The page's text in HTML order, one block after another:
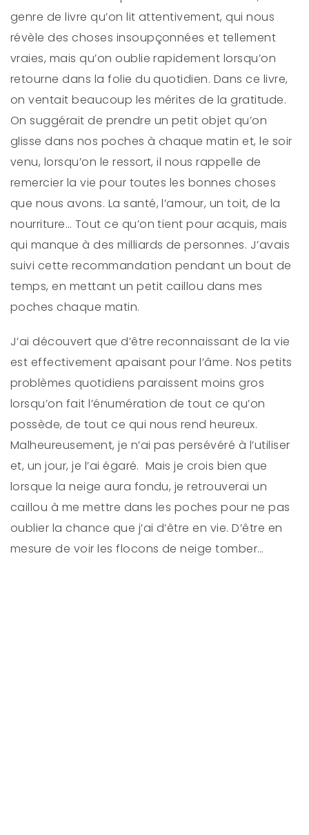
genre de livre qu’on lit attentivement, qui nous
révèle des choses insoupçonnées et tellement
vraies, mais qu’on oublie rapidement lorsqu’on
retourne dans la folie du quotidien. Dans ce livre,
on ventait beaucoup les mérites de la gratitude.
On suggérait de prendre un petit objet qu’on
glisse dans nos poches à chaque matin et, le soir
venu, lorsqu’on le ressort, il nous rappelle de
remercier la vie pour toutes les bonnes choses
que nous avons. La santé, l’amour, un toit, de la
nourriture… Tout ce qu’on tient pour acquis, mais
qui manque à des milliards de personnes. J’avais
suivi cette recommandation pendant un bout de
temps, en mettant un petit caillou dans mes
poches chaque matin.
J’ai découvert que d’être reconnaissant de la vie
est effectivement apaisant pour l’âme. Nos petits
problèmes quotidiens paraissent moins gros
lorsqu’on fait l’énumération de tout ce qu’on
possède, de tout ce qui nous rend heureux.
Malheureusement, je n’ai pas persévéré à l’utiliser
et, un jour, je l’ai égaré. Mais je crois bien que
lorsque la neige aura fondu, je retrouverai un
caillou à me mettre dans les poches pour ne pas
oublier la chance que j’ai d’être en vie. D’être en
mesure de voir les flocons de neige tomber…